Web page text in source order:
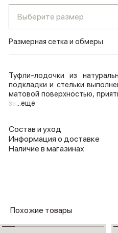
Выберите размер
Размерная сетка и обмеры
Туфли-лодочки из
подкладки и стельки
матовой поверхностью,
за ...еще
Состав и уход
Информация о доставке
Наличие в магазинах
Похожие товары